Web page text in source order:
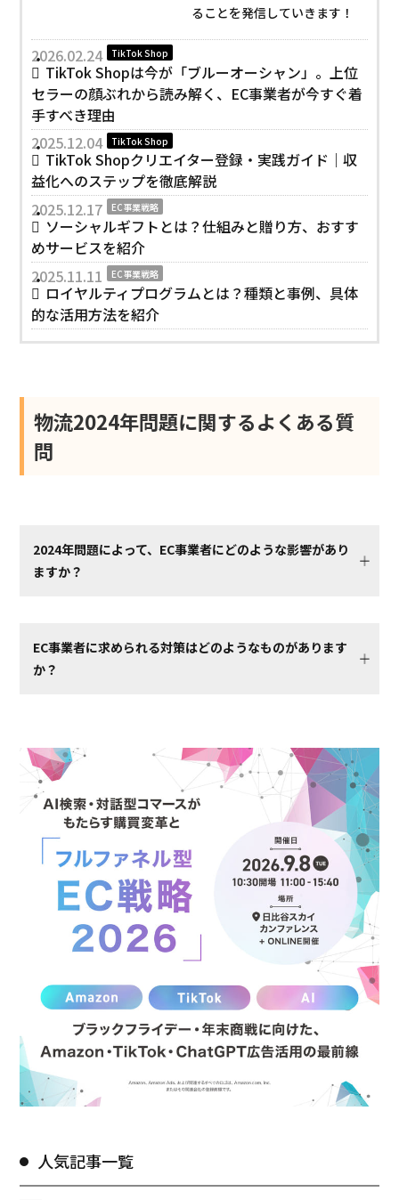
ることを発信していきます！
2026.02.24 TikTok Shop
TikTok Shopは今が「ブルーオーシャン」。上位
セラーの顔ぶれから読み解く、EC事業者が今すぐ着
手すべき理由
2025.12.04
TikTok Shop
TikTok Shopクリエイター登録・実践ガイド｜収
益化へのステップを徹底解説
2025.12.17
EC事業戦略
ソーシャルギフトとは？仕組みと贈り方、おすす
めサービスを紹介
2025.11.11
EC事業戦略
ロイヤルティプログラムとは？種類と事例、具体
的な活用方法を紹介
物流2024年問題に関するよくある質
問
2024年問題によって、EC事業者にどのような影響があり
ますか？
EC事業者に求められる対策はどのようなものがあります
か？
人気記事一覧